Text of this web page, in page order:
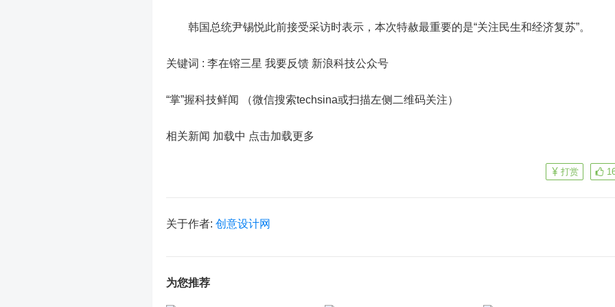
韩国总统尹锡悦此前接受采访时表示，本次特赦最重要的是“关注民生和经济复苏”。
关键词 : 李在镕三星 我要反馈 新浪科技公众号
“掌”握科技鲜闻 （微信搜索techsina或扫描左侧二维码关注）
相关新闻 加载中 点击加载更多
打赏
关于作者: 创意设计网
为您推荐